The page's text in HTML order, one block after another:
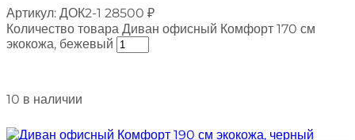
Артикул: ДОК2-1 28500 ₽
Количество товара Диван офисный Комфорт 170 см
экокожа, бежевый
10 в наличии